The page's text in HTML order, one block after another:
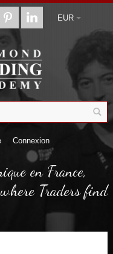
EUR
Connexion
en France,
where Traders find